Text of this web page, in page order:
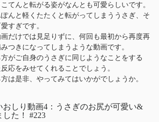
てんと転がる姿がなんとも可愛らしいです。
んと軽くたたくと転がってしまううさぎ、そ
すぎです。
だけでは見足りずに、何回も最初から再度再
つきになってしまうような動画です。
がご自身のうさぎに同じようなことをする
応をみせてくれることでしょう。
は是非、やってみてはいかがでしょうか。
おしり動画4：うさぎのお尻が可愛い&
た！ #223